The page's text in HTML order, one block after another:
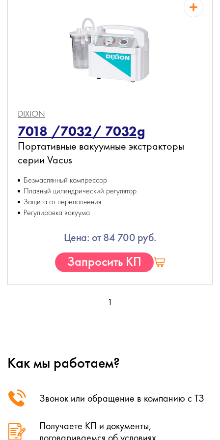
DIXION
7018 /7032/ 7032g
Портативные вакуумные экстракторы
серии Vacus
Безмаслянный компрессор
Плавный цилиндрический регулятор
Защита от переполнения
Регулировка вакуума
Цена: от 84 700 руб.
Запросить КП
1
Как мы работаем?
Звонок или обращение в компанию с ТЗ
Получаете КП и документы,